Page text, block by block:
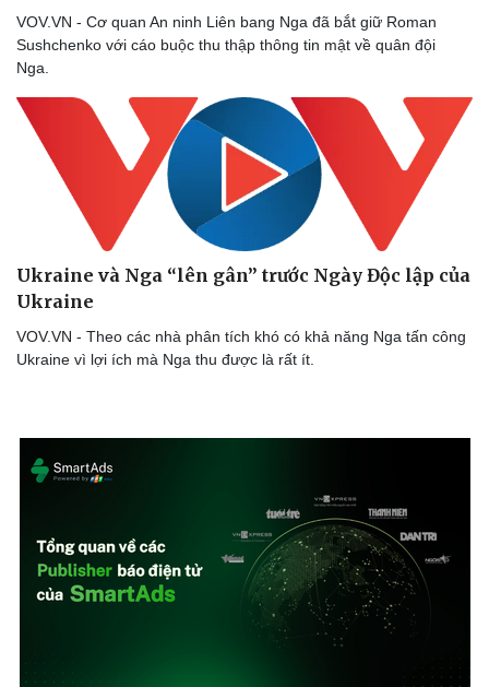
Thể thao
Lịch thi đấu bóng đá
Thế giới thể thao
eSports
Ô tô - Xe máy
Ô tô
Xe máy
Tư vấn
VOV.VN - Cơ quan An ninh Liên bang Nga đã bắt giữ Roman
Sushchenko với cáo buộc thu thập thông tin mật về quân đội
Nga.
Ukraine và Nga “lên gân” trước Ngày Độc lập của
Ukraine
VOV.VN - Theo các nhà phân tích khó có khả năng Nga tấn công
Ukraine vì lợi ích mà Nga thu được là rất ít.